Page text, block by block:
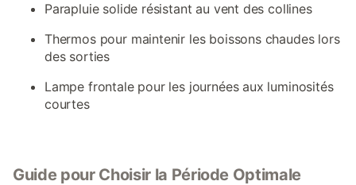
Parapluie solide résistant au vent des collines
Thermos pour maintenir les boissons chaudes lors
des sorties
Lampe frontale pour les journées aux luminosités
courtes
Guide pour Choisir la Période Optimale